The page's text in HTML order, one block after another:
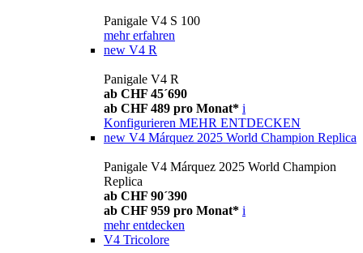
Panigale V4 S 100
mehr erfahren
new V4 R
Panigale V4 R
ab CHF 45´690
ab CHF 489 pro Monat* i
Konfigurieren MEHR ENTDECKEN
new V4 Márquez 2025 World Champion Replica
Panigale V4 Márquez 2025 World Champion
Replica
ab CHF 90´390
ab CHF 959 pro Monat* i
mehr entdecken
V4 Tricolore